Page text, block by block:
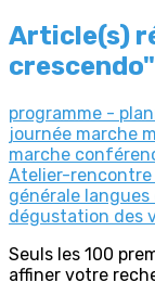
Article(s)
crescendo"
programme -
journée marche
marche
Atelier-rencontre
générale
dégustation des
Seuls les 100
affiner votre